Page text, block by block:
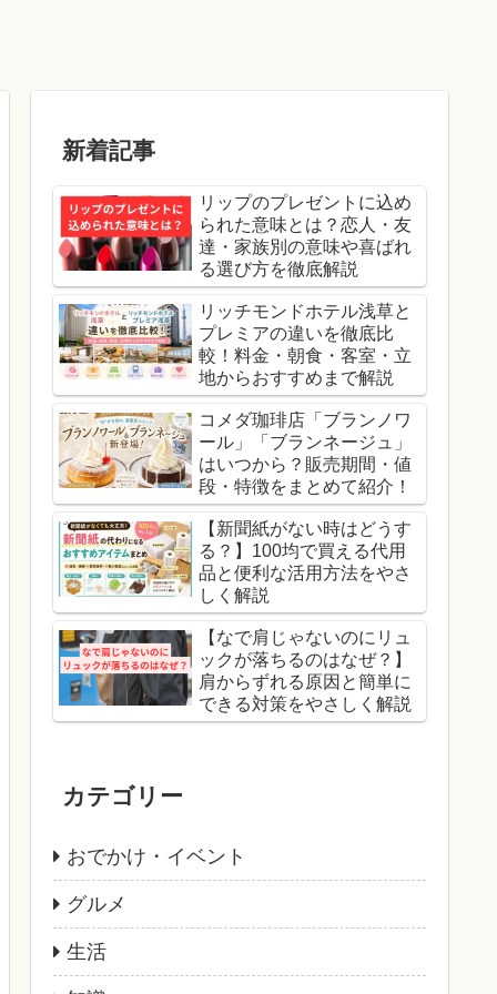
新着記事
リップのプレゼントに込め
られた意味とは？恋人・友
達・家族別の意味や喜ばれ
る選び方を徹底解説
リッチモンドホテル浅草と
プレミアの違いを徹底比
較！料金・朝食・客室・立
地からおすすめまで解説
コメダ珈琲店「ブランノワ
ール」「ブランネージュ」
はいつから？販売期間・値
段・特徴をまとめて紹介！
【新聞紙がない時はどうす
る？】100均で買える代用
品と便利な活用方法をやさ
しく解説
【なで肩じゃないのにリュ
ックが落ちるのはなぜ？】
肩からずれる原因と簡単に
できる対策をやさしく解説
カテゴリー
おでかけ・イベント
グルメ
生活